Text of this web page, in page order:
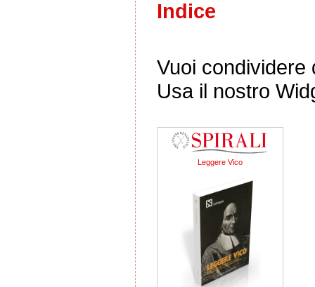
Indice
Vuoi condividere
Usa il nostro
Leggere Vico